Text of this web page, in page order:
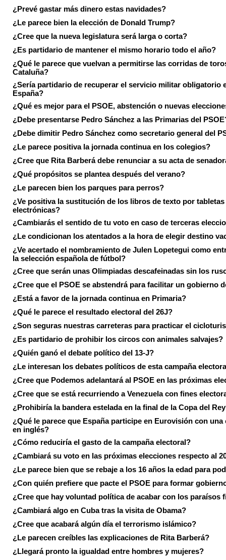
¿Prevé gastar más dinero estas navidades?
¿Le parece bien la elección de Donald Trump?
¿Cree que la nueva legislatura será larga o corta?
¿Es partidario de mantener el mismo horario todo el año?
¿Qué le parece que vuelvan a permitirse las corridas de
Cataluña?
¿Sería partidario de recuperar el servicio militar obligatorio
España?
¿Qué es mejor para el PSOE, abstención o nuevas
¿Debe presentarse Pedro Sánchez a las Primarias del
¿Debe dimitir Pedro Sánchez como secretario general del
¿Le parece positiva la jornada continua en los colegios?
¿Cree que Rita Barberá debe renunciar a su acta de
¿Qué propósitos se plantea después del verano?
¿Le parecen bien los parques para perros?
¿Ve positiva la sustitución de los libros de texto por tabletas
electrónicas?
¿Cambiarás el sentido de tu voto en caso de terceras
¿Le condicionan los atentados a la hora de elegir destino
¿Ve acertado el nombramiento de Julen Lopetegui como
la selección española de fútbol?
¿Cree que serán unas Olimpiadas descafeinadas sin los
¿Cree que el PSOE se abstendrá para facilitar un gobierno
¿Está a favor de la jornada continua en Primaria?
¿Qué le parece el resultado electoral del 26J?
¿Son seguras nuestras carreteras para practicar el
¿Es partidario de prohibir los circos con animales salvajes?
¿Quién ganó el debate político del 13-J?
¿Le interesan los debates políticos de esta campaña
¿Cree que Podemos adelantará al PSOE en las próximas
¿Cree que se está recurriendo a Venezuela con fines
¿Prohibiría la bandera estelada en la final de la Copa del
¿Qué le parece que España participe en Eurovisión con una
en inglés?
¿Cómo reduciría el gasto de la campaña electoral?
¿Cambiará su voto en las próximas elecciones respecto al
¿Le parece bien que se rebaje a los 16 años la edad para
¿Con quién prefiere que pacte el PSOE para formar
¿Cree que hay voluntad política de acabar con los paraísos
¿Cambiará algo en Cuba tras la visita de Obama?
¿Cree que acabará algún día el terrorismo islámico?
¿Le parecen creíbles las explicaciones de Rita Barberá?
¿Llegará pronto la igualdad entre hombres y mujeres?